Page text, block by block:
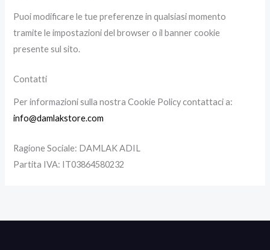
Puoi modificare le tue preferenze in qualsiasi momento
tramite le impostazioni del browser o il banner cookie
presente sul sito.
Contatti
Per informazioni sulla nostra Cookie Policy contattaci a:
info@damlakstore.com
Ragione Sociale: DAMLAK ADIL
Partita IVA: IT03864580232